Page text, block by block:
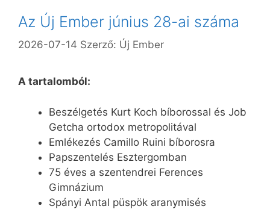
Az Új Ember június 28-ai száma
2026-07-14 Szerző: Új Ember
A tartalomból:
Beszélgetés Kurt Koch bíborossal és Job
Getcha ortodox metropolitával
Emlékezés Camillo Ruini bíborosra
Papszentelés Esztergomban
75 éves a szentendrei Ferences
Gimnázium
Spányi Antal püspök aranymisés